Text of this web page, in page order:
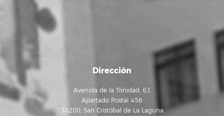
Dirección
Avenida de la Trinidad, 61
Apartado Postal 456
38200, San Cristóbal de La Laguna